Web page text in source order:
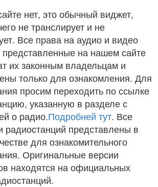
нет, это обычный виджет,
не транслирует и не
Все права на аудио и видео
на нашем сайте
их законным владельцам и
только для ознакомления. Для
просим переходить по ссылке
указанную в разделе с
о радио.Подробней тут. Все
радиостанций представлены в
для ознакомительного
Оригинальные версии
находятся на официальных